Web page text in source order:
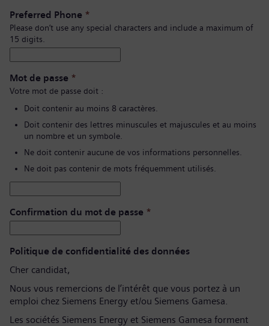
Preferred Phone *
Please don’t use any special characters and include a maximum of
15 digits.
Mot de passe *
Votre mot de passe doit :
Doit contenir au moins 8 caractères.
Doit contenir des lettres minuscules et majuscules et au moins
un nombre et un symbole.
Ne doit contenir aucune de vos informations personnelles.
Ne doit pas contenir de mots fréquemment utilisés.
Confirmation du mot de passe *
Politique de confidentialité des données
Cher candidat,
Nous vous remercions de l’intérêt que vous portez à un
emploi chez Siemens Energy et/ou Siemens Gamesa.
Les sociétés Siemens Energy et Siemens Gamesa forment